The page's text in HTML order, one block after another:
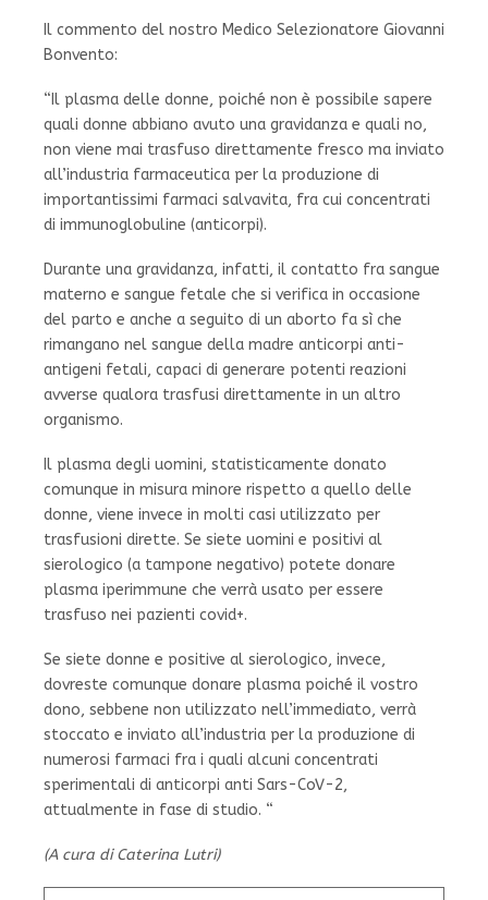
Il commento del nostro Medico Selezionatore Giovanni
Bonvento:
“Il plasma delle donne, poiché non è possibile sapere
quali donne abbiano avuto una gravidanza e quali no,
non viene mai trasfuso direttamente fresco ma inviato
all’industria farmaceutica per la produzione di
importantissimi farmaci salvavita, fra cui concentrati
di immunoglobuline (anticorpi).
Durante una gravidanza, infatti, il contatto fra sangue
materno e sangue fetale che si verifica in occasione
del parto e anche a seguito di un aborto fa sì che
rimangano nel sangue della madre anticorpi anti-
antigeni fetali, capaci di generare potenti reazioni
avverse qualora trasfusi direttamente in un altro
organismo.
Il plasma degli uomini, statisticamente donato
comunque in misura minore rispetto a quello delle
donne, viene invece in molti casi utilizzato per
trasfusioni dirette. Se siete uomini e positivi al
sierologico (a tampone negativo) potete donare
plasma iperimmune che verrà usato per essere
trasfuso nei pazienti covid+.
Se siete donne e positive al sierologico, invece,
dovreste comunque donare plasma poiché il vostro
dono, sebbene non utilizzato nell’immediato, verrà
stoccato e inviato all’industria per la produzione di
numerosi farmaci fra i quali alcuni concentrati
sperimentali di anticorpi anti Sars-CoV-2,
attualmente in fase di studio. “
(A cura di Caterina Lutri)